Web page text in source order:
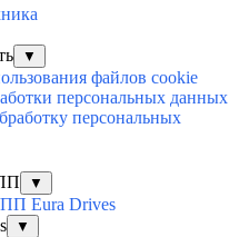
▼
файлов cookie
персональных данных
персональных
▼
Eura Drives
▼